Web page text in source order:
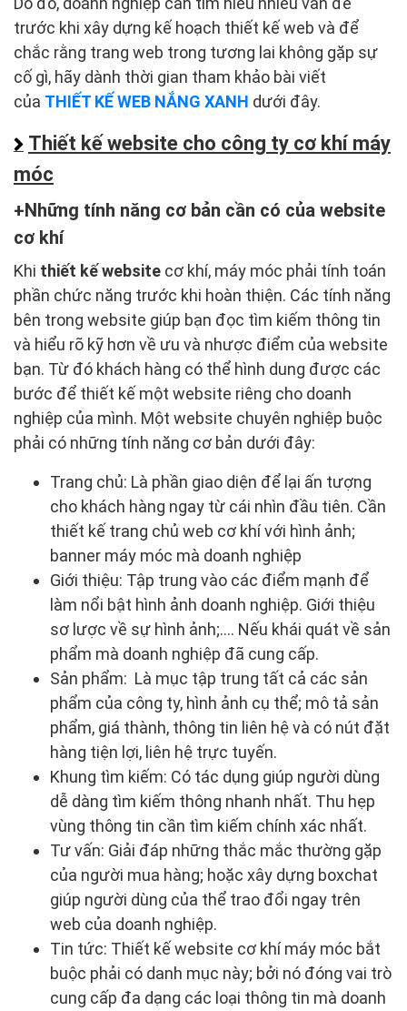
trước khi xây dựng kế hoạch thiết kế web và để
chắc rằng trang web trong tương lai không gặp sự
cố gì, hãy dành thời gian tham khảo bài viết
của THIẾT KẾ WEB NẮNG XANH dưới đây.
Thiết kế website cho công ty cơ khí máy
móc
Những tính năng cơ bản cần có của website
cơ khí
Khi thiết kế website cơ khí, máy móc phải tính toán
phần chức năng trước khi hoàn thiện. Các tính năng
bên trong website giúp bạn đọc tìm kiếm thông tin
và hiểu rõ kỹ hơn về ưu và nhược điểm của website
bạn. Từ đó khách hàng có thể hình dung được các
bước để thiết kế một website riêng cho doanh
nghiệp của mình. Một website chuyên nghiệp buộc
phải có những tính năng cơ bản dưới đây:
Trang chủ: Là phần giao diện để lại ấn tượng
cho khách hàng ngay từ cái nhìn đầu tiên. Cần
thiết kế trang chủ web cơ khí với hình ảnh;
banner máy móc mà doanh nghiệp
Giới thiệu: Tập trung vào các điểm mạnh để
làm nổi bật hình ảnh doanh nghiệp. Giới thiệu
sơ lược về sự hình ảnh;…. Nếu khái quát về sản
phẩm mà doanh nghiệp đã cung cấp.
Sản phẩm: Là mục tập trung tất cả các sản
phẩm của công ty, hình ảnh cụ thể; mô tả sản
phẩm, giá thành, thông tin liên hệ và có nút đặt
hàng tiện lợi, liên hệ trực tuyến.
Khung tìm kiếm: Có tác dụng giúp người dùng
dễ dàng tìm kiếm thông nhanh nhất. Thu hẹp
vùng thông tin cần tìm kiếm chính xác nhất.
Tư vấn: Giải đáp những thắc mắc thường gặp
của người mua hàng; hoặc xây dựng boxchat
giúp người dùng của thể trao đổi ngay trên
web của doanh nghiệp.
Tin tức: Thiết kế website cơ khí máy móc bắt
buộc phải có danh mục này; bởi nó đóng vai trò
cung cấp đa dạng các loại thông tin mà doanh